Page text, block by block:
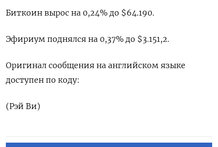
Биткоин вырос на 0,24% до $64.190.
Эфириум поднялся на 0,37% до $3.151,2.
Оригинал сообщения на английском языке
доступен по коду:
(Рэй Ви)